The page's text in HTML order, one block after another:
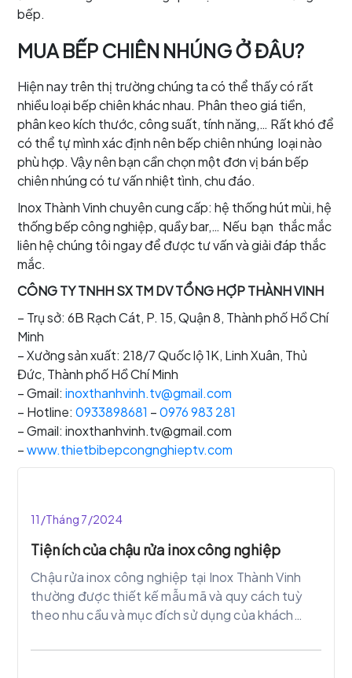
bếp.
MUA BẾP CHIÊN NHÚNG Ở ĐÂU?
Hiện nay trên thị trường chúng ta có thể thấy có rất
nhiều loại bếp chiên khác nhau. Phân theo giá tiền,
phân keo kích thước, công suất, tính năng,… Rất khó để
có thể tự mình xác định nên bếp chiên nhúng loại nào
phù hợp. Vậy nên bạn cần chọn một đơn vị bán bếp
chiên nhúng có tư vấn nhiệt tình, chu đáo.
Inox Thành Vinh chuyên cung cấp: hệ thống hút mùi, hệ
thống bếp công nghiệp, quầy bar,… Nếu bạn thắc mắc
liên hệ chúng tôi ngay để được tư vấn và giải đáp thắc
mắc.
CÔNG TY TNHH SX TM DV TỔNG HỢP THÀNH VINH
– Trụ sở: 6B Rạch Cát, P. 15, Quận 8, Thành phố Hồ Chí
Minh
– Xưởng sản xuất: 218/7 Quốc lộ 1K, Linh Xuân, Thủ
Đức, Thành phố Hồ Chí Minh
– Gmail: inoxthanhvinh.tv@gmail.com
– Hotline: 0933898681 –0976 983 281
– Gmail: inoxthanhvinh.tv@gmail.com
–www.thietbibepcongnghieptv.com
11/Tháng 7/2024
Tiện ích của chậu rửa inox công nghiệp
Chậu rửa inox công nghiệp tại Inox Thành Vinh
thường được thiết kế mẫu mã và quy cách tuỳ
theo nhu cầu và mục đích sử dụng của khách
làm nơi sơ chế thực phẩm trong hệ thống